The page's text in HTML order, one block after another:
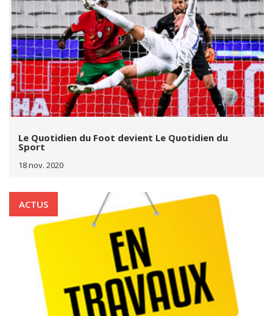
Le Quotidien du Foot devient Le Quotidien du
Sport
18 nov. 2020
ACTUS